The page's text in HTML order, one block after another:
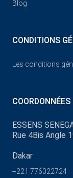
Blog
CONDITIONS
Les conditions
COORDONNÉES
ESSENS
Rue 4Bis Angle
Dakar
+221 776322724